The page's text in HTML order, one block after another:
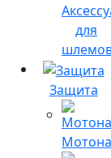
для
Защита